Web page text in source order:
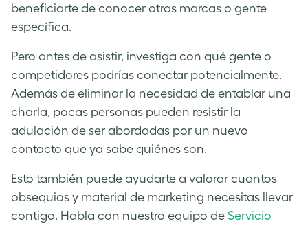
beneficiarte de conocer otras marcas o gente
específica.
Pero antes de asistir, investiga con qué gente o
competidores podrías conectar potencialmente.
Además de eliminar la necesidad de entablar una
charla, pocas personas pueden resistir la
adulación de ser abordadas por un nuevo
contacto que ya sabe quiénes son.
Esto también puede ayudarte a valorar cuantos
obsequios y material de marketing necesitas llevar
contigo. Habla con nuestro equipo de Servicio